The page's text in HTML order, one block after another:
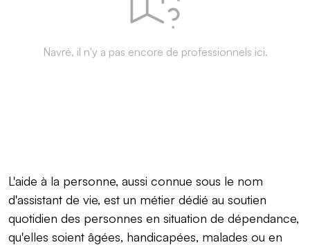
Navré, il n'y a pas encore de professionnels ici.
L'aide à la personne, aussi connue sous le nom
d'assistant de vie, est un métier dédié au soutien
quotidien des personnes en situation de dépendance,
qu'elles soient âgées, handicapées, malades ou en